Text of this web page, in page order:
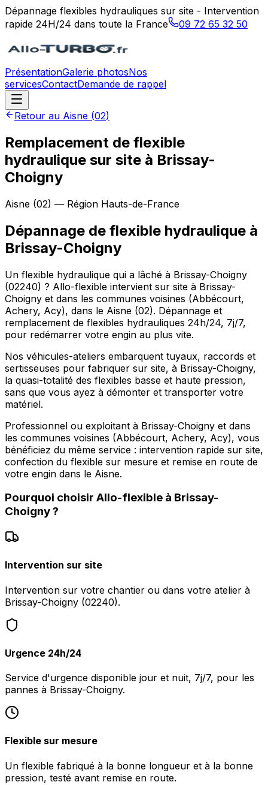
Dépannage flexibles hydrauliques sur site - Intervention
rapide 24H/24 dans toute la France
09 72 65 32 50
PrésentationGalerie photosNos
servicesContactDemande de rappel
Retour au Aisne (02)
Remplacement de flexible
hydraulique sur site à Brissay-
Choigny
Aisne (02) — Région Hauts-de-France
Dépannage de flexible hydraulique à
Brissay-Choigny
Un flexible hydraulique qui a lâché à Brissay-Choigny
(02240) ? Allo-flexible intervient sur site à Brissay-
Choigny et dans les communes voisines (Abbécourt,
Achery, Acy), dans le Aisne (02). Dépannage et
remplacement de flexibles hydrauliques 24h/24, 7j/7,
pour redémarrer votre engin au plus vite.
Nos véhicules-ateliers embarquent tuyaux, raccords et
sertisseuses pour fabriquer sur site, à Brissay-Choigny,
la quasi-totalité des flexibles basse et haute pression,
sans que vous ayez à démonter et transporter votre
matériel.
Professionnel ou exploitant à Brissay-Choigny et dans
les communes voisines (Abbécourt, Achery, Acy), vous
bénéficiez du même service : intervention rapide sur site,
confection du flexible sur mesure et remise en route de
votre engin dans le Aisne.
Pourquoi choisir Allo-flexible à Brissay-
Choigny?
Intervention sur site
Intervention sur votre chantier ou dans votre atelier à
Brissay-Choigny (02240).
Urgence 24h/24
Service d'urgence disponible jour et nuit, 7j/7, pour les
pannes à Brissay-Choigny.
Flexible sur mesure
Un flexible fabriqué à la bonne longueur et à la bonne
pression, testé avant remise en route.